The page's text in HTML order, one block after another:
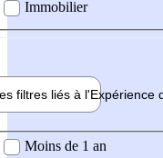
Immobilier
filtres liés à l'Expérience
demandée
Moins de 1 an